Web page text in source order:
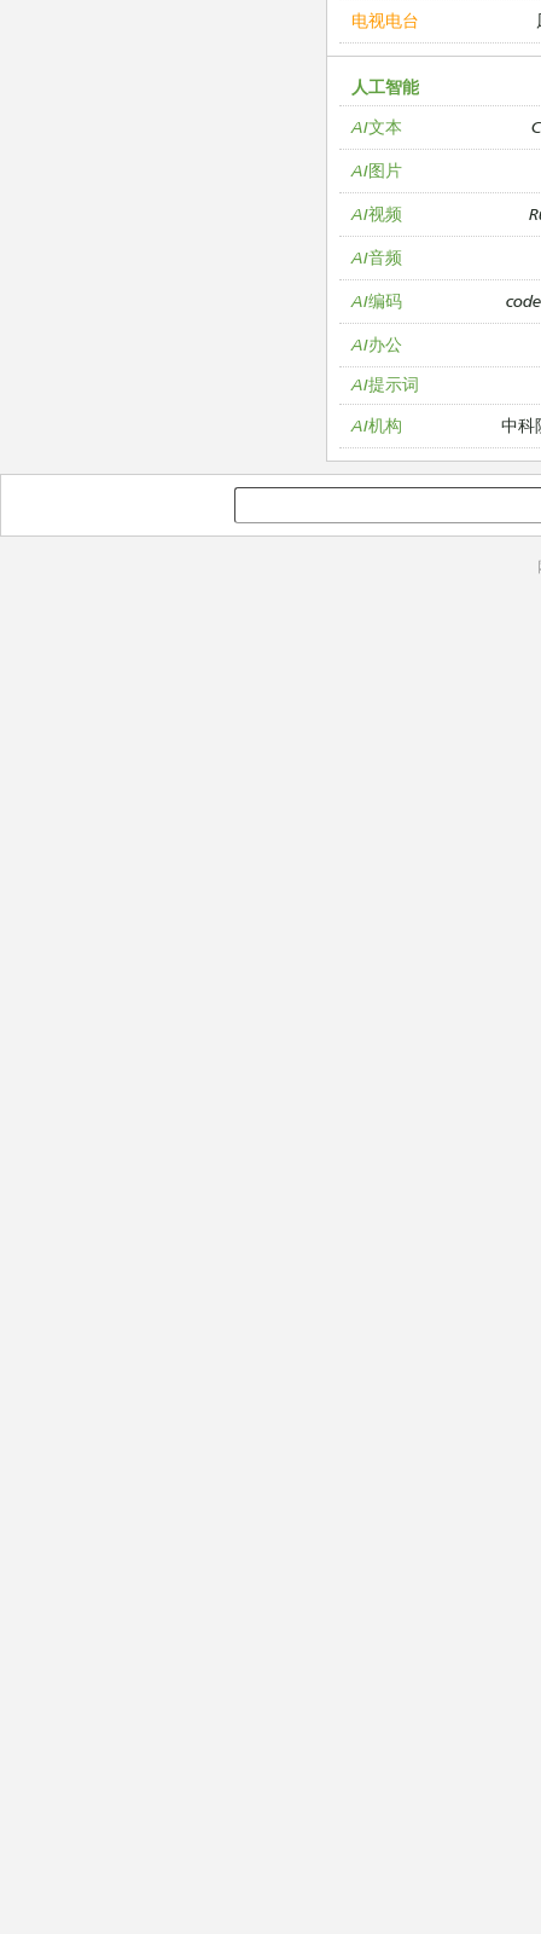
电视电台
人工智能
AI文本
AI图片
AI视频
AI音频
AI编码
AI办公
AI提示词
AI机构
中科